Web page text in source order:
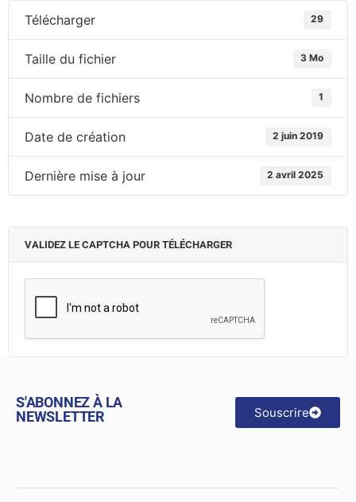
Télécharger 29
Taille du fichier 3 Mo
Nombre de fichiers 1
Date de création 2 juin 2019
Dernière mise à jour 2 avril 2025
VALIDEZ LE CAPTCHA POUR TÉLÉCHARGER
S'ABONNEZ À LA
NEWSLETTER
Souscrire